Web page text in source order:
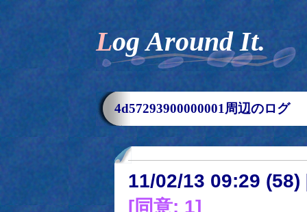
Log Around It.
4d57293900000001周辺のログ
11/02/13 09:29 (58)
[同意: 1]